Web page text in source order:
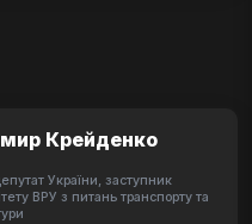
Крейденко
України, заступник
ВРУ з питань транспорту та